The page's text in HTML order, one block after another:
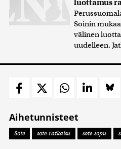
luottamus
Soinin
välinen
uudelleen.
Aihetunnisteet
Sote sote-ratkaisu sote-sopu